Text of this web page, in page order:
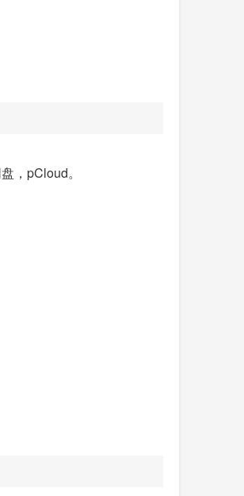
，pCloud。